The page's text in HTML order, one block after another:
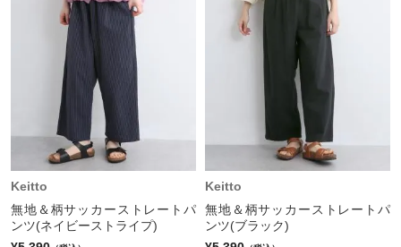
Keitto
無地＆柄サッカーストレートパ
ンツ(ネイビーストライプ)
Keitto
無地＆柄サッカーストレートパ
ンツ(ブラック)